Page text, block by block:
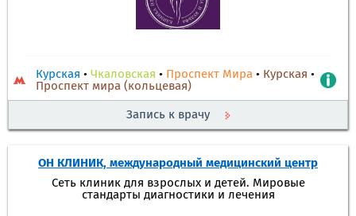
Курская • Чкаловская • Проспект Мира • Курская •
Проспект мира (кольцевая)
Запись к врачу
ОН КЛИНИК, международный медицинский центр
Сеть клиник для взрослых и детей. Мировые
стандарты диагностики и лечения